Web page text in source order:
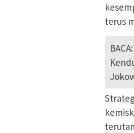
terus
BACA: